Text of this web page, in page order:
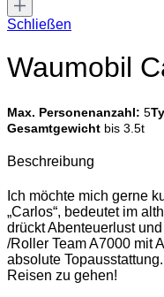
Schließen
Waumobil
Max. Personenanzahl: 5
Gesamtgewicht bis 3.5t
Beschreibung
Ich möchte mich gerne
„Carlos“, bedeutet im
drückt Abenteuerlust
/Roller Team A7000 mit
absolute
Reisen zu gehen!